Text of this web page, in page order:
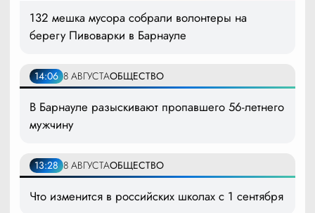
132 мешка мусора собрали волонтеры на
берегу Пивоварки в Барнауле
14:06 8 АВГУСТАОБЩЕСТВО
В Барнауле разыскивают пропавшего 56-летнего
мужчину
13:28 8 АВГУСТАОБЩЕСТВО
Что изменится в российских школах с 1 сентября